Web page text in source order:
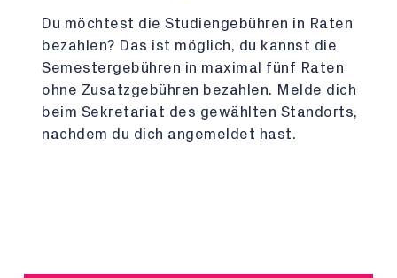
Du möchtest die Studiengebühren in Raten
bezahlen? Das ist möglich, du kannst die
Semestergebühren in maximal fünf Raten
ohne Zusatzgebühren bezahlen. Melde dich
beim Sekretariat des gewählten Standorts,
nachdem du dich angemeldet hast.